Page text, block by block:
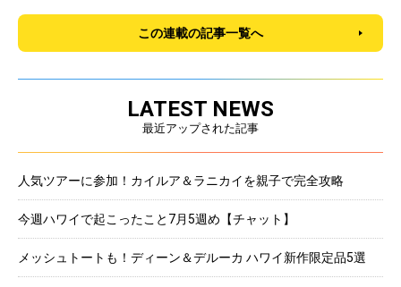
この連載の記事一覧へ
LATEST NEWS
最近アップされた記事
人気ツアーに参加！カイルア＆ラニカイを親子で完全攻略
今週ハワイで起こったこと7月5週め【チャット】
メッシュトートも！ディーン＆デルーカ ハワイ新作限定品5選